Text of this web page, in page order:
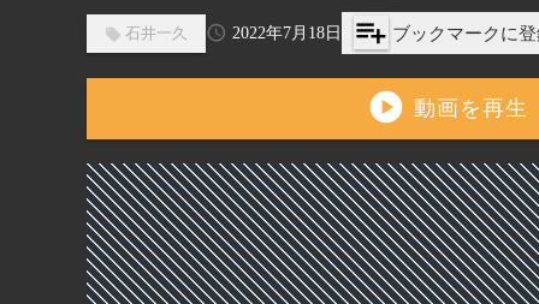
石井一久は、1992年のドラフト会議でヤクルト
速球派のサウスポーのピッチャーです。
1997年9月2日の横浜戦で史上65人目となるノー
2002年はドジャース、2005年にはメッツでプレ
に復帰の後、2008年に西武に移籍し、同年の日
2013年限りで引退した後は、野球解説者として
石井一久 2022年7月18日 playlist_add ブックマークに
play_circle 動画を再生